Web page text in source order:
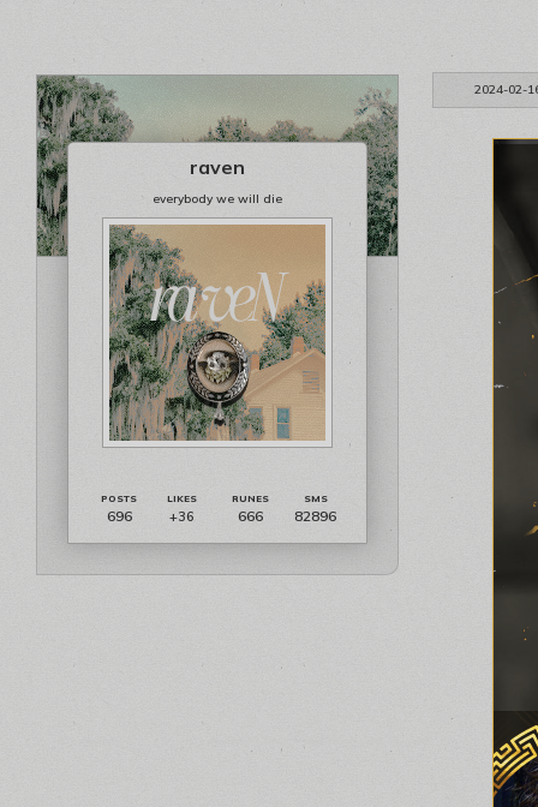
2024-02-
raven
everybody we will die
696 +36 666 82896